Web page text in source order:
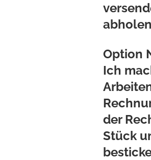
Option
Ich
der
Stück